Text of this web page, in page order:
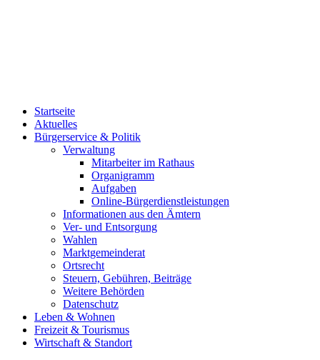
Startseite
Aktuelles
Bürgerservice & Politik
Verwaltung
Mitarbeiter im Rathaus
Organigramm
Aufgaben
Online-Bürgerdienstleistungen
Informationen aus den Ämtern
Ver- und Entsorgung
Wahlen
Marktgemeinderat
Ortsrecht
Steuern, Gebühren, Beiträge
Weitere Behörden
Datenschutz
Leben & Wohnen
Freizeit & Tourismus
Wirtschaft & Standort